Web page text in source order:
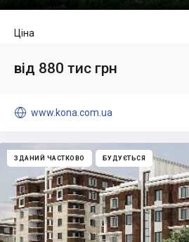
Ціна
від 880 тис грн
 www.kona.com.ua
ЗДАНИЙ ЧАСТКОВО БУДУЄТЬСЯ